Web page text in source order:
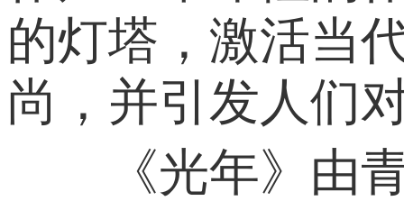
的灯塔，激活当
尚，并引发人们
《光年》由青